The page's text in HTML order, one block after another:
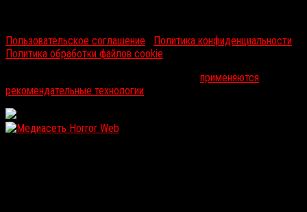
Пользовательское соглашение
Политика конфиденциальности
Политика обработки файлов cookie
применяются
рекомендательные технологии